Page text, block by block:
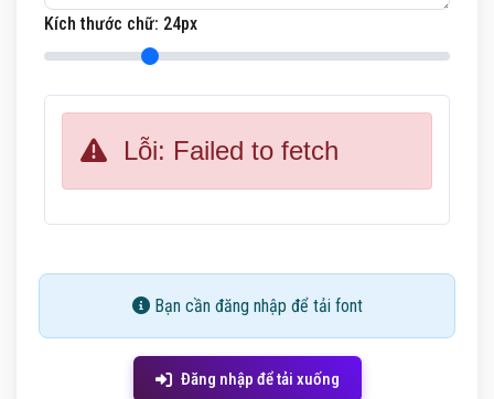
Kích thước chữ: 24px
Lỗi: Failed to fetch
Bạn cần đăng nhập để tải font
Đăng nhập để tải xuống